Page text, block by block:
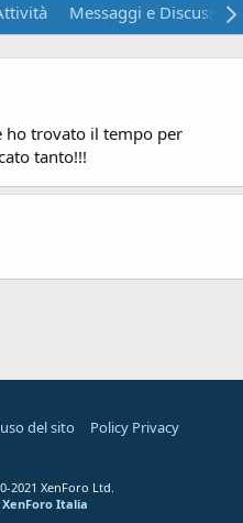
Messaggi e
ho trovato il tempo per
tanto!!!
del sito
Policy Privacy
2021 XenForo Ltd.
XenForo Italia